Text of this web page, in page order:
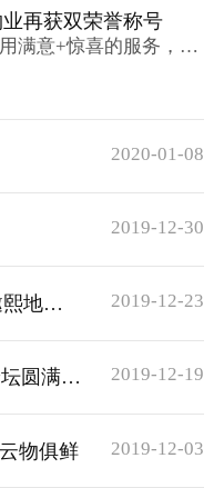
再获双荣誉称号
满意+惊喜的服务，守
2020-01-08
2019-12-30
地港
2019-12-23
圆满举
2019-12-19
物俱鲜 2019-12-03